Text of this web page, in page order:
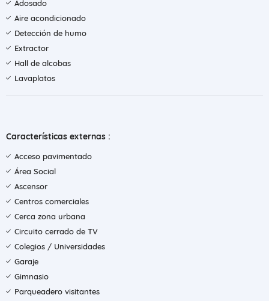
Adosado
Aire acondicionado
Detección de humo
Extractor
Hall de alcobas
Lavaplatos
Características externas :
Acceso pavimentado
Área Social
Ascensor
Centros comerciales
Cerca zona urbana
Circuito cerrado de TV
Colegios / Universidades
Garaje
Gimnasio
Parqueadero visitantes